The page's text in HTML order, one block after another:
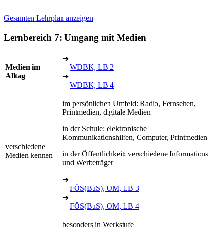
Gesamten Lehrplan anzeigen
Lernbereich 7: Umgang mit Medien
Medien im
Alltag
➔
WDBK, LB 2
➔
WDBK, LB 4
verschiedene
Medien kennen
im persönlichen Umfeld: Radio, Fernsehen,
Printmedien, digitale Medien
in der Schule: elektronische
Kommunikationshilfen, Computer, Printmedien
in der Öffentlichkeit: verschiedene Informations-
und Werbeträger
➔
FÖS(BuS), OM, LB 3
➔
FÖS(BuS), OM, LB 4
besonders in Werkstufe